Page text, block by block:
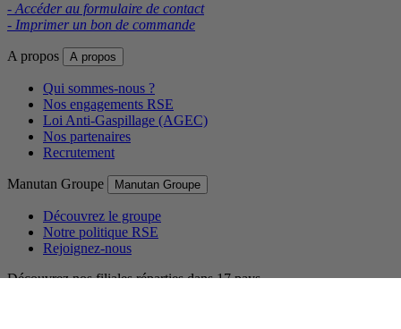
- Accéder au formulaire de contact
- Imprimer un bon de commande
A propos A propos
Qui sommes-nous ?
Nos engagements RSE
Loi Anti-Gaspillage (AGEC)
Nos partenaires
Recrutement
Manutan Groupe Manutan Groupe
Découvrez le groupe
Notre politique RSE
Rejoignez-nous
Découvrez nos filiales réparties dans 17 pays.